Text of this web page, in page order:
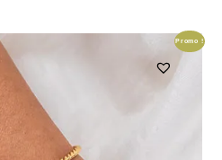
Promo !